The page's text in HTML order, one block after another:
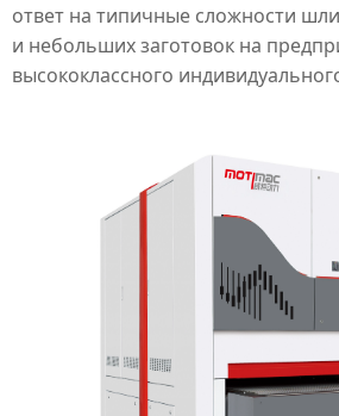
ответ на типичные сложности
и небольших заготовок на
высококлассного